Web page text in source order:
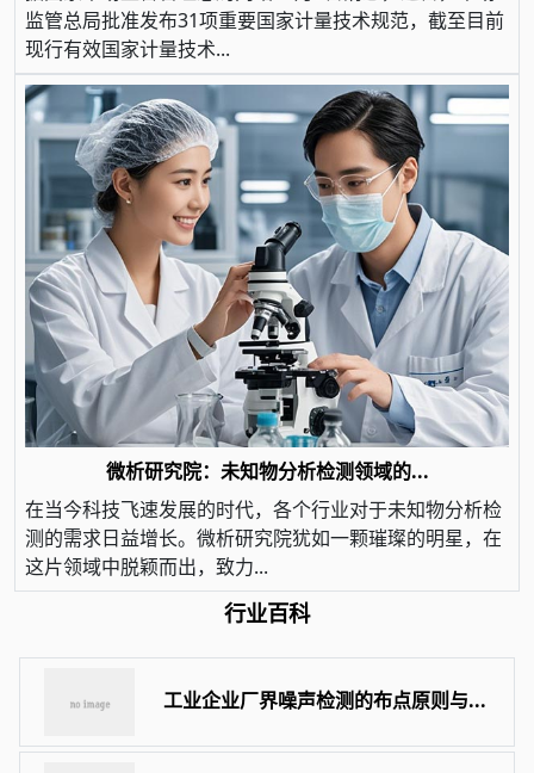
监管总局批准发布31项重要国家计量技术规范，截至目前
现行有效国家计量技术...
微析研究院：未知物分析检测领域的...
在当今科技飞速发展的时代，各个行业对于未知物分析检
测的需求日益增长。微析研究院犹如一颗璀璨的明星，在
这片领域中脱颖而出，致力...
行业百科
工业企业厂界噪声检测的布点原则与...